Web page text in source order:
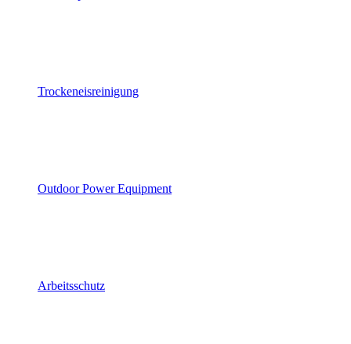
Trockeneisreinigung
Outdoor Power Equipment
Arbeitsschutz